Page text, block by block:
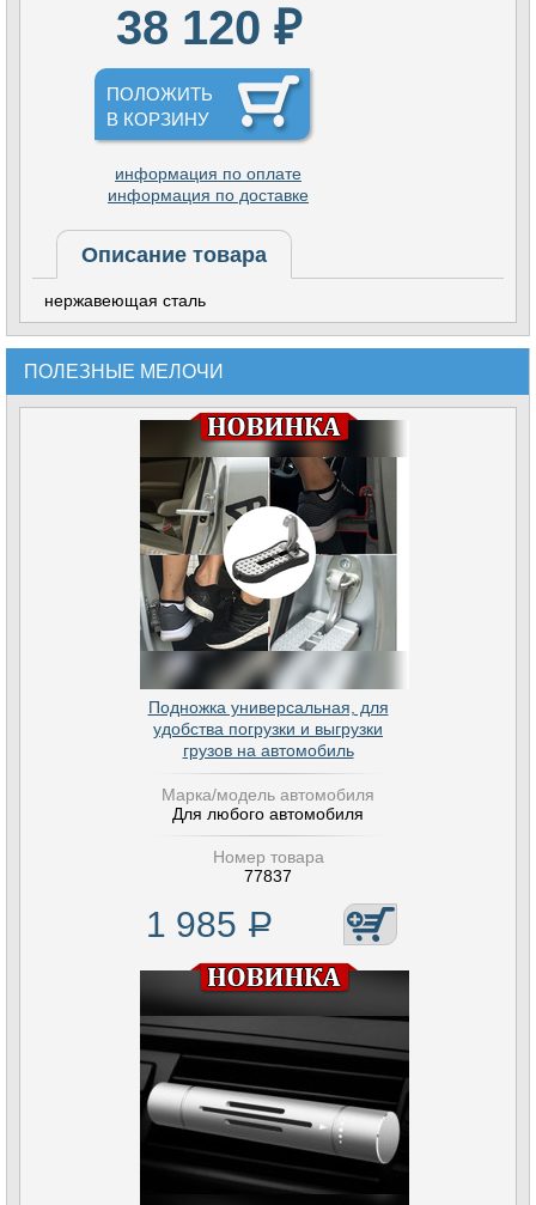
38 120 ₽
ПОЛОЖИТЬ
В КОРЗИНУ
информация по оплате
информация по доставке
Описание товара
нержавеющая сталь
ПОЛЕЗНЫЕ МЕЛОЧИ
Подножка универсальная, для
удобства погрузки и выгрузки
грузов на автомобиль
Марка/модель автомобиля
Для любого автомобиля
Номер товара
77837
1 985 Р